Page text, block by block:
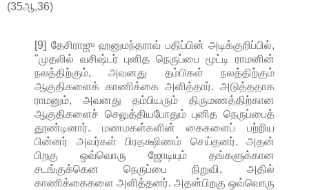
(35ஆ,36)
[9] தேசிராஜு ஹனுமந்தராவ் பதிப்பின் அடிக்குறிப்பில்,
"முதலில் வசிஷ்டர் புனித நெருப்பை மூட்டி ராமனின்
நலத்திற்கும், அவனது தம்பிகள் நலத்திற்கும்
ஆகுதிகளைக் காணிக்கை அளித்தார். அடுத்ததாக
ராமனும், அவனது தம்பியரும் திருமணத்திற்கான
ஆகுதிகளைச் செலுத்தியபோதும் புனித நெருப்பைத்
தூண்டினார். மணமகள்களின் கைகளைப் பற்றிய
பின்னர் அவர்கள் பிரதக்ஷிணம் செய்தனர். அதன்
பிறகு ஒவ்வொரு ஜோடியும் தங்களுக்கான
சடங்குக்கென நெருப்பை நிறுவி, அதில்
காணிக்கைகளை அளித்தனர். அதன்பிறகு ஒவ்வொரு